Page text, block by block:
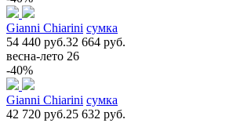
Gianni Chiarini сумка
54 440 руб.32 664 руб.
весна-лето 26
-40%
Gianni Chiarini сумка
42 720 руб.25 632 руб.